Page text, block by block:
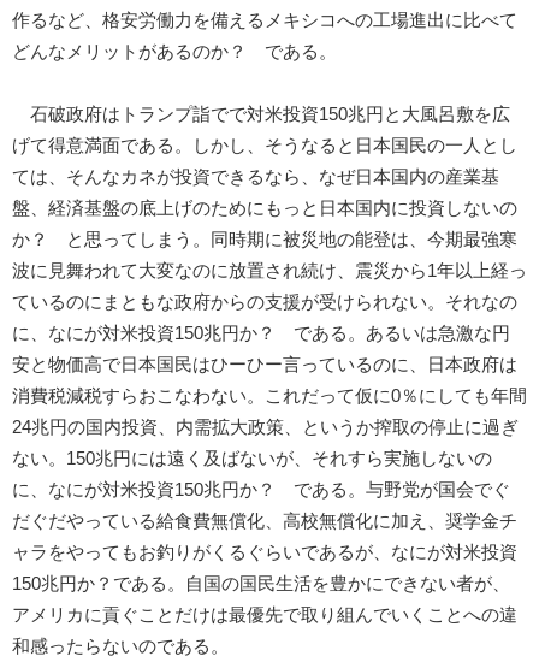
作るなど、格安労働力を備えるメキシコへの工場進出に比べて
どんなメリットがあるのか？ である。
石破政府はトランプ詣でで対米投資150兆円と大風呂敷を広
げて得意満面である。しかし、そうなると日本国民の一人とし
ては、そんなカネが投資できるなら、なぜ日本国内の産業基
盤、経済基盤の底上げのためにもっと日本国内に投資しないの
か？ と思ってしまう。同時期に被災地の能登は、今期最強寒
波に見舞われて大変なのに放置され続け、震災から1年以上経っ
ているのにまともな政府からの支援が受けられない。それなの
に、なにが対米投資150兆円か？ である。あるいは急激な円
安と物価高で日本国民はひーひー言っているのに、日本政府は
消費税減税すらおこなわない。これだって仮に0％にしても年間
24兆円の国内投資、内需拡大政策、というか搾取の停止に過ぎ
ない。150兆円には遠く及ばないが、それすら実施しないの
に、なにが対米投資150兆円か？ である。与野党が国会でぐ
だぐだやっている給食費無償化、高校無償化に加え、奨学金チ
ャラをやってもお釣りがくるぐらいであるが、なにが対米投資
150兆円か？である。自国の国民生活を豊かにできない者が、
アメリカに貢ぐことだけは最優先で取り組んでいくことへの違
和感ったらないのである。